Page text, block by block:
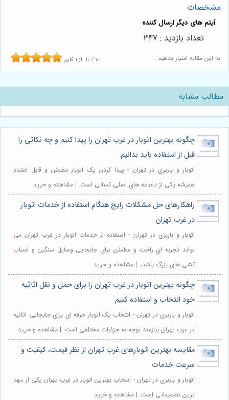
مشخصات
به این مقاله امتیاز بدهید : 10 / 10 از 1 کاربر
تعداد بازدید : 347
مطالب مشابه
چگونه بهترین اتوبار در غرب تهران را پیدا کنیم و چه نکاتی را
قبل از استفاده باید بدانیم
اتوبار و باربری در تهران - پیدا کردن یک اتوبار مطمئن و قابل اعتماد
همیشه یکی از دغدغه های اصلی کسانی است. | مشاهده و خرید
راهکارهای حل مشکلات رایج هنگام استفاده از خدمات اتوبار
در غرب تهران
اتوبار و باربری در تهران - استفاده از خدمات اتوبار در غرب تهران می
تواند تجربه ای راحت و مطمئن برای جابجایی وسایل سنگین و اسباب
کشی های بزرگ باشد،. | مشاهده و خرید
چگونه بهترین اتوبار در غرب تهران را برای حمل و نقل اثاثیه
خود انتخاب و استفاده کنیم
اتوبار و باربری در تهران - انتخاب یک اتوبار حرفه ای برای جابجایی اثاثیه
در غرب تهران نیازمند توجه به جزئیات مختلفی است. | مشاهده و خرید
مقایسه بهترین اتوبارهای غرب تهران از نظر قیمت، کیفیت و
سرعت خدمات
اتوبار و باربری در تهران - انتخاب بهترین اتوبار در غرب تهران یکی از مهم
ترین تصمیماتی است. | مشاهده و خرید